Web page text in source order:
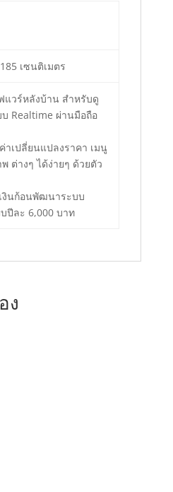
เซนติเมตร
แวร์หลังบ้าน สำหรับดู
Realtime ผ่านมือถือ
าเปลี่ยนแปลงราคา เมนู
ต่างๆ ได้ง่ายๆ ด้วยตัว
งินก้อนพัฒนาระบบ
ปีละ 6,000 บาท
ง